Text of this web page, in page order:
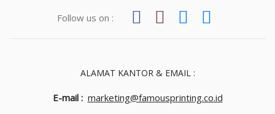
Follow us on :
ALAMAT KANTOR & EMAIL :
E-mail : marketing@famousprinting.co.id